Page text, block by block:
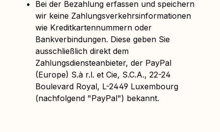
Bei der Bezahlung erfassen und speichern
wir keine Zahlungsverkehrsinformationen
wie Kreditkartennummern oder
Bankverbindungen. Diese geben Sie
ausschließlich direkt dem
Zahlungsdiensteanbieter, der PayPal
(Europe) S.à r.l. et Cie, S.C.A., 22-24
Boulevard Royal, L-2449 Luxembourg
(nachfolgend "PayPal") bekannt.